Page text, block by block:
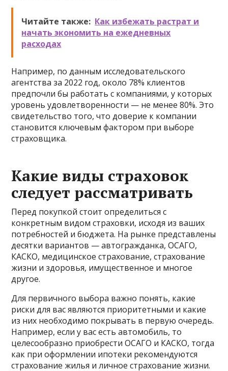
Читайте также: Как избежать растрат и
начать экономить на ежедневных
расходах
Например, по данным исследовательского
агентства за 2022 год, около 78% клиентов
предпочли бы работать с компаниями, у которых
уровень удовлетворенности — не менее 80%. Это
свидетельство того, что доверие к компании
становится ключевым фактором при выборе
страховщика.
Какие виды страховок
следует рассматривать
Перед покупкой стоит определиться с
конкретным видом страховки, исходя из ваших
потребностей и бюджета. На рынке представлены
десятки вариантов — автогражданка, ОСАГО,
КАСКО, медицинское страхование, страхование
жизни и здоровья, имущественное и многое
другое.
Для первичного выбора важно понять, какие
риски для вас являются приоритетными и какие
из них необходимо покрывать в первую очередь.
Например, если у вас есть автомобиль, то
целесообразно приобрести ОСАГО и КАСКО, тогда
как при оформлении ипотеки рекомендуются
страхование жилья и личное страхование жизни.